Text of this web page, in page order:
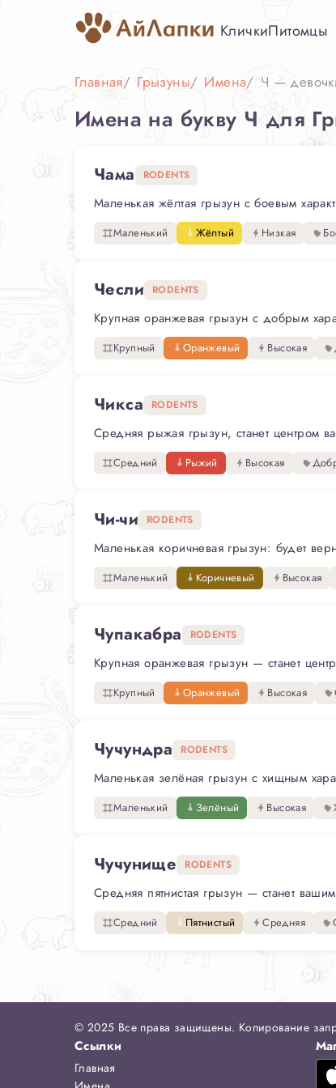
КличкиПитомцы
Главная Грызуны Имена Ч —
Имена на букву Ч для
Чама RODENTS
Маленькая жёлтая грызун с боевым
Маленький Жёлтый Низкая
Чесли RODENTS
Крупная оранжевая грызун с добрым
Крупный Оранжевый Высокая
Чикса RODENTS
Средняя рыжая грызун, станет центром
Средний Рыжий Высокая
Чи-чи RODENTS
Маленькая коричневая грызун: будет
Маленький Коричневый Высокая
Чупакабра RODENTS
Крупная оранжевая грызун — станет
Крупный Оранжевый Высокая
Чучундра RODENTS
Маленькая зелёная грызун с хищным
Маленький Зелёный Высокая
Чучунище RODENTS
Средняя пятнистая грызун — станет
Средний Пятнистый Средняя
© 2025 Все права защищены. Копирование
Ссылки
Главная